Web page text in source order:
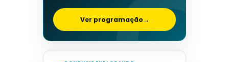
Ver programação→